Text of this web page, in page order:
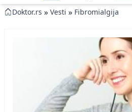
Doktor.rs » Vesti » Fibromialgija